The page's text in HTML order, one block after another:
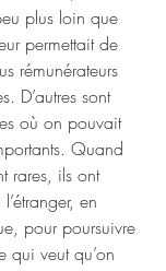
plus loin que
permettait de
rémunérateurs
D’autres sont
où on pouvait
Quand
rares, ils ont
en
pour poursuivre
qui veut qu’on